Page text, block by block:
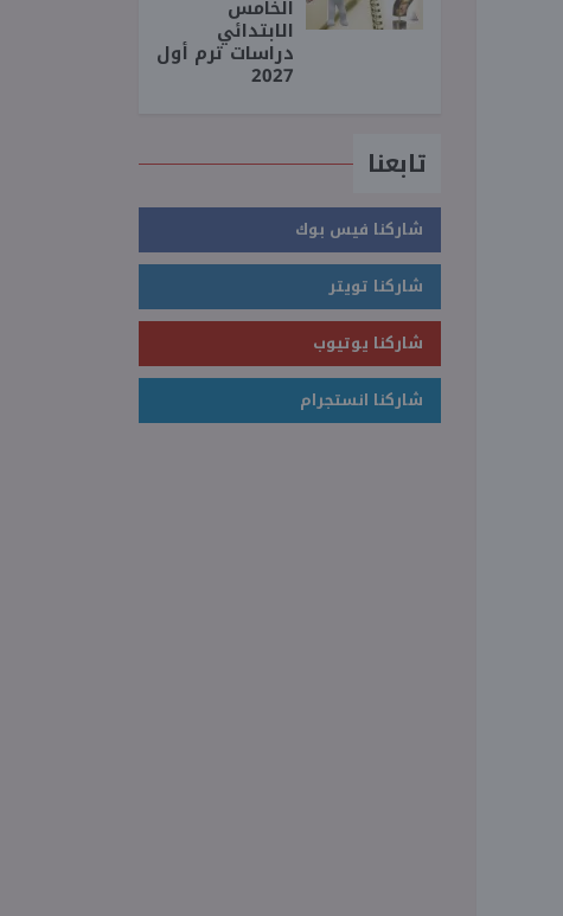
الخامس
الابتدائي
دراسات ترم أول
2027
تابعنا
شاركنا فيس بوك
شاركنا تويتر
شاركنا يوتيوب
شاركنا انستجرام